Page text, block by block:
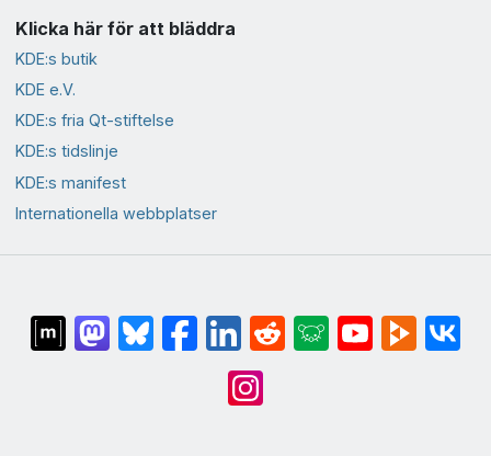
Klicka här för att bläddra
KDE:s butik
KDE e.V.
KDE:s fria Qt-stiftelse
KDE:s tidslinje
KDE:s manifest
Internationella webbplatser